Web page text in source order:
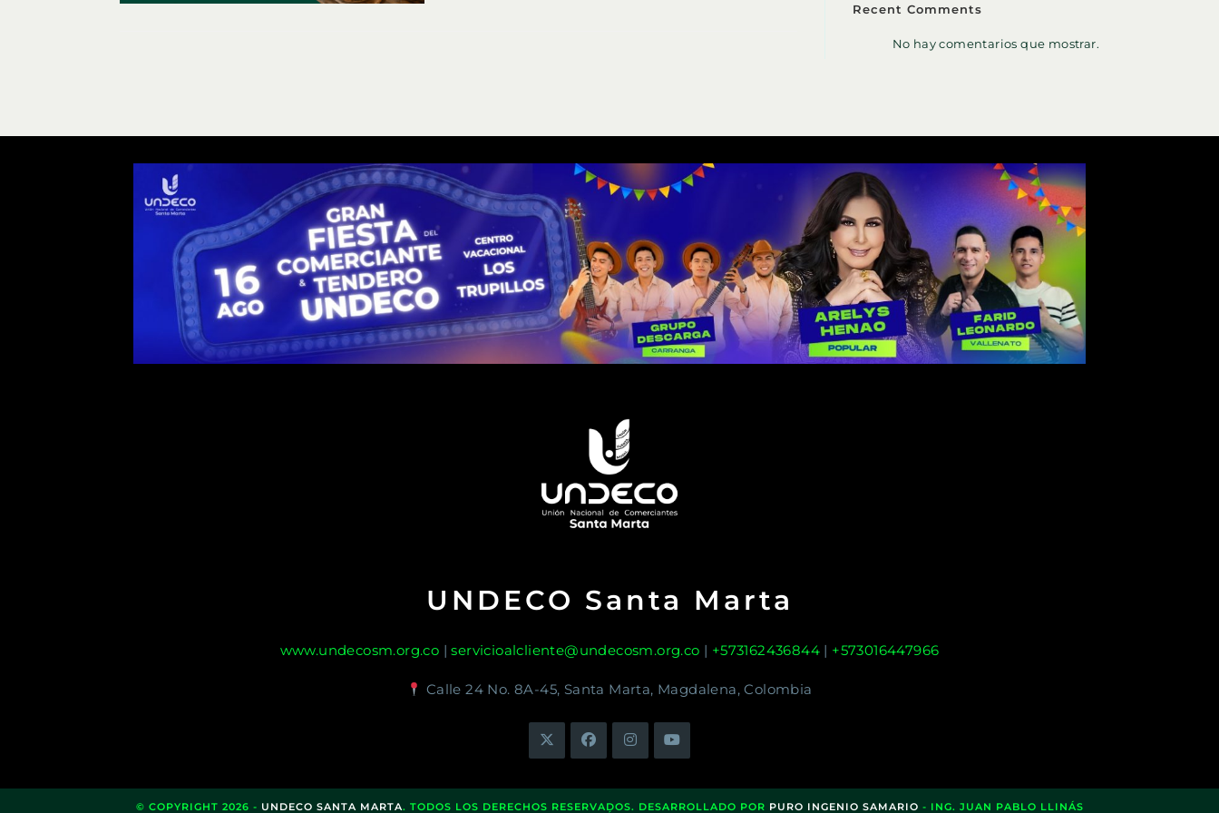
Recent Comments
No hay comentarios que mostrar.
UNDECO Santa Marta
www.undecosm.org.co |servicioalcliente@undecosm.org.co | +573162436844 | +573016447966
Calle 24 No. 8A-45, Santa Marta, Magdalena, Colombia
© COPYRIGHT 2026 - UNDECO SANTA MARTA. TODOS LOS DERECHOS RESERVADOS. DESARROLLADO POR PURO INGENIO SAMARIO - ING. JUAN PABLO LLINÁS